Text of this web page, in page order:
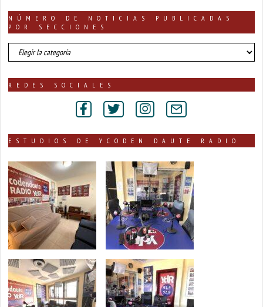
NÚMERO DE NOTICIAS PUBLICADAS
POR SECCIONES
número
de
publicadas
REDES SOCIALES
ESTUDIOS DE YCODEN DAUTE RADIO